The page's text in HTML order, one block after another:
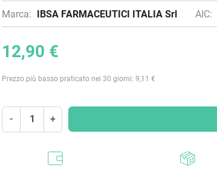
Marca: IBSA FARMACEUTICI ITALIA Srl AIC:
12,90 €
Prezzo più basso praticato nei 30 giorni: 9,11 €
- +